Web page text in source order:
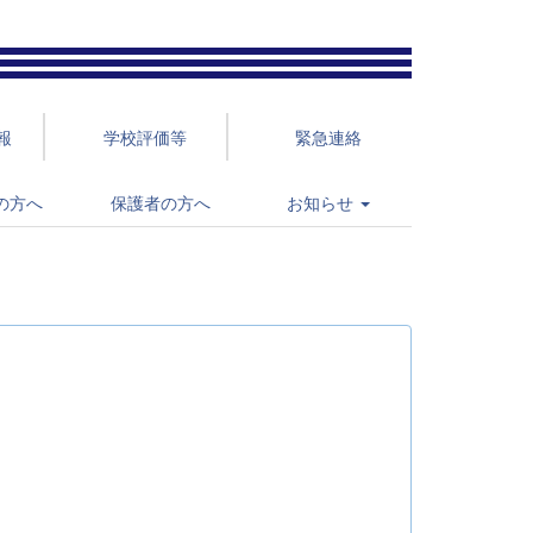
学校評価等 緊急連絡
方へ 保護者の方へ お知らせ